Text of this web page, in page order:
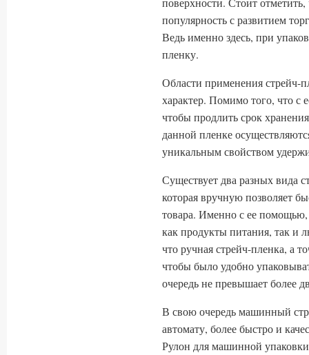
популярность с развитием
Ведь именно здесь, при
пленку.
Области применения
характер. Помимо того, что
чтобы продлить срок
данной пленке
уникальным свойством
Существует два разных вида
которая вручную позволяет
товара. Именно с ее
как продукты питания, так и
что ручная стрейч-пленка, а
чтобы было удобно
очередь не превышает более
В свою очередь машинный
автомату, более быстро и
Рулон для машинной